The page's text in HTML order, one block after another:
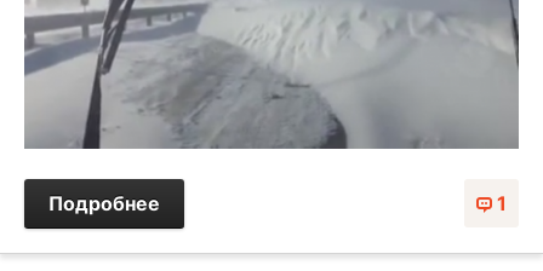
1
Подробнее